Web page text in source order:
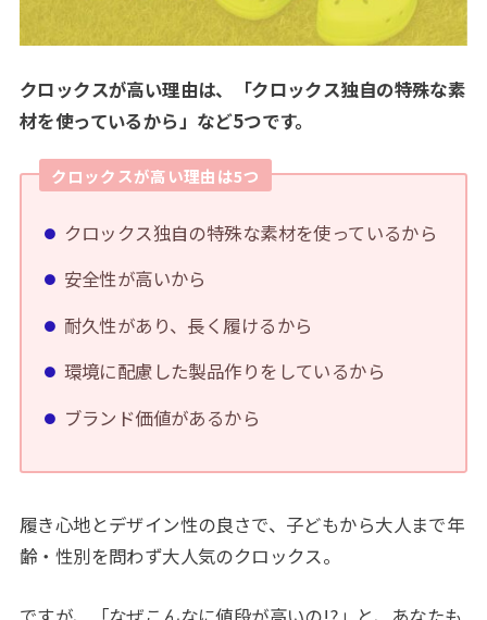
クロックスが高い理由は、「クロックス独自の特殊な素
材を使っているから」など5つです。
クロックスが高い理由は5つ
クロックス独自の特殊な素材を使っているから
安全性が高いから
耐久性があり、長く履けるから
環境に配慮した製品作りをしているから
ブランド価値があるから
履き心地とデザイン性の良さで、子どもから大人まで年
齢・性別を問わず大人気のクロックス。